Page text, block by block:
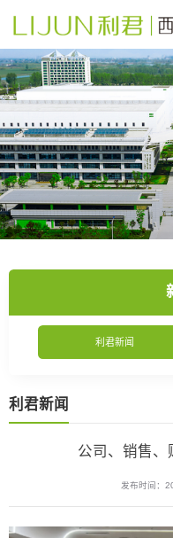
利君新闻
利君新闻
公司、销售、
发布时间：